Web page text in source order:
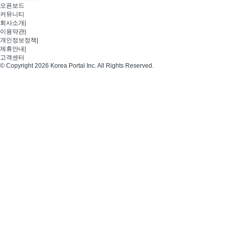
오픈보드
커뮤니티
회사소개
이용약관
개인정보정책
제휴안내
고객센터
© Copyright 2026 Korea Portal Inc. All Rights Reserved.